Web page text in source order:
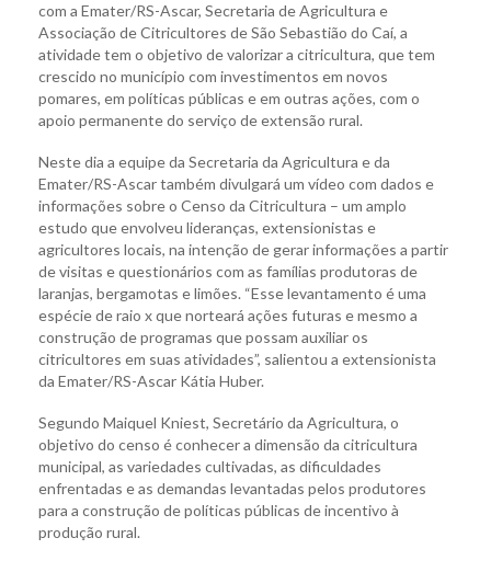
com a Emater/RS-Ascar, Secretaria de Agricultura e
Associação de Citricultores de São Sebastião do Caí, a
atividade tem o objetivo de valorizar a citricultura, que tem
crescido no município com investimentos em novos
pomares, em políticas públicas e em outras ações, com o
apoio permanente do serviço de extensão rural.
Neste dia a equipe da Secretaria da Agricultura e da
Emater/RS-Ascar também divulgará um vídeo com dados e
informações sobre o Censo da Citricultura – um amplo
estudo que envolveu lideranças, extensionistas e
agricultores locais, na intenção de gerar informações a partir
de visitas e questionários com as famílias produtoras de
laranjas, bergamotas e limões. “Esse levantamento é uma
espécie de raio x que norteará ações futuras e mesmo a
construção de programas que possam auxiliar os
citricultores em suas atividades”, salientou a extensionista
da Emater/RS-Ascar Kátia Huber.
Segundo Maiquel Kniest, Secretário da Agricultura, o
objetivo do censo é conhecer a dimensão da citricultura
municipal, as variedades cultivadas, as dificuldades
enfrentadas e as demandas levantadas pelos produtores
para a construção de políticas públicas de incentivo à
produção rural.